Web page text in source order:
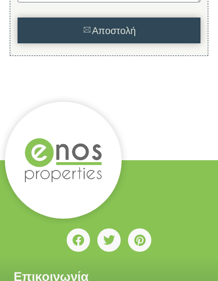
Αποστολή
Επικοινωνία